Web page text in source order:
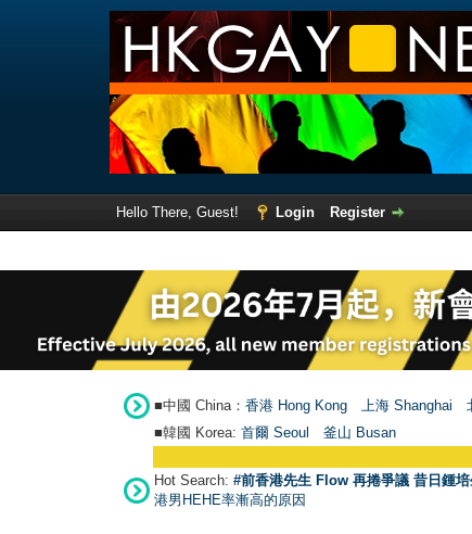
Hello There, Guest! Login
Register
■中國 China： 香港 Hong Kong 上海 Shanghai
■韓國 Korea: 首爾 Seou 釜山 Busan
Hot Search: #前香港先生 Flow 再捲爭議 昔日鍾
港男HEHE率漸高的原因